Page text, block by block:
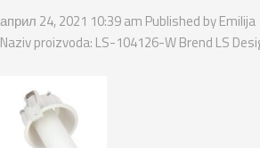
април 24, 2021 10:39 am Published byEmilija
Naziv proizvoda: LS-104126-W Brend LS